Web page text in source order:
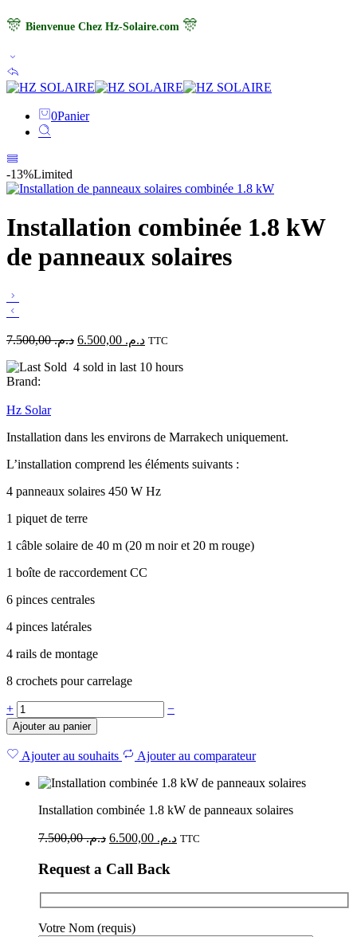
🎊 Bienvenue Chez Hz-Solaire.com 🎊
0Panier
-13%Limited
Installation combinée 1.8 kW
de panneaux solaires
د.م.7.500,00 د.م. TTC
4 sold in last 10 hours
Brand:
Hz Solar
Installation dans les environs de Marrakech uniquement.
L’installation comprend les éléments suivants :
4 panneaux solaires 450 W Hz
1 piquet de terre
1 câble solaire de 40 m (20 m noir et 20 m rouge)
1 boîte de raccordement CC
6 pinces centrales
4 pinces latérales
4 rails de montage
8 crochets pour carrelage
+ −
Ajouter au panier
Ajouter au souhaits Ajouter au comparateur
Installation combinée 1.8 kW de panneaux solaires
د.م.7.500,00 د.م. TTC
Request a Call Back
Votre Nom (requis)